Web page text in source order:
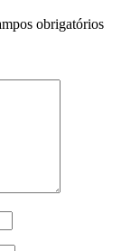
obrigatórios